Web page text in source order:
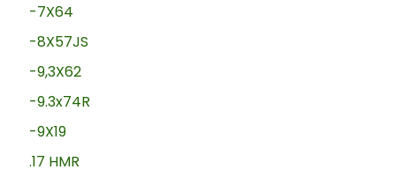
-7X64
-8X57JS
-9,3X62
-9.3x74R
-9X19
.17 HMR